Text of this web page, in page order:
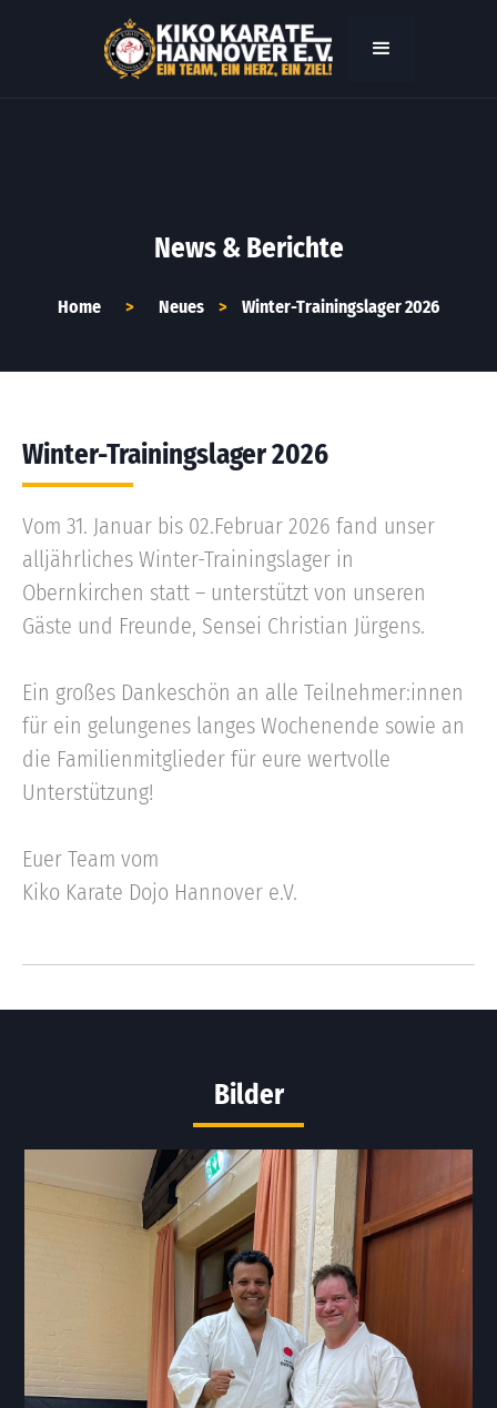
News & Berichte
Home > Neues > Winter-Trainingslager 2026
Winter-Trainingslager 2026
Vom 31. Januar bis 02.Februar 2026 fand unser
alljährliches Winter-Trainingslager in
Obernkirchen statt – unterstützt von unseren
Gäste und Freunde, Sensei Christian Jürgens.
Ein großes Dankeschön an alle Teilnehmer:innen
für ein gelungenes langes Wochenende sowie an
die Familienmitglieder für eure wertvolle
Unterstützung!
Euer Team vom
Kiko Karate Dojo Hannover e.V.
Bilder